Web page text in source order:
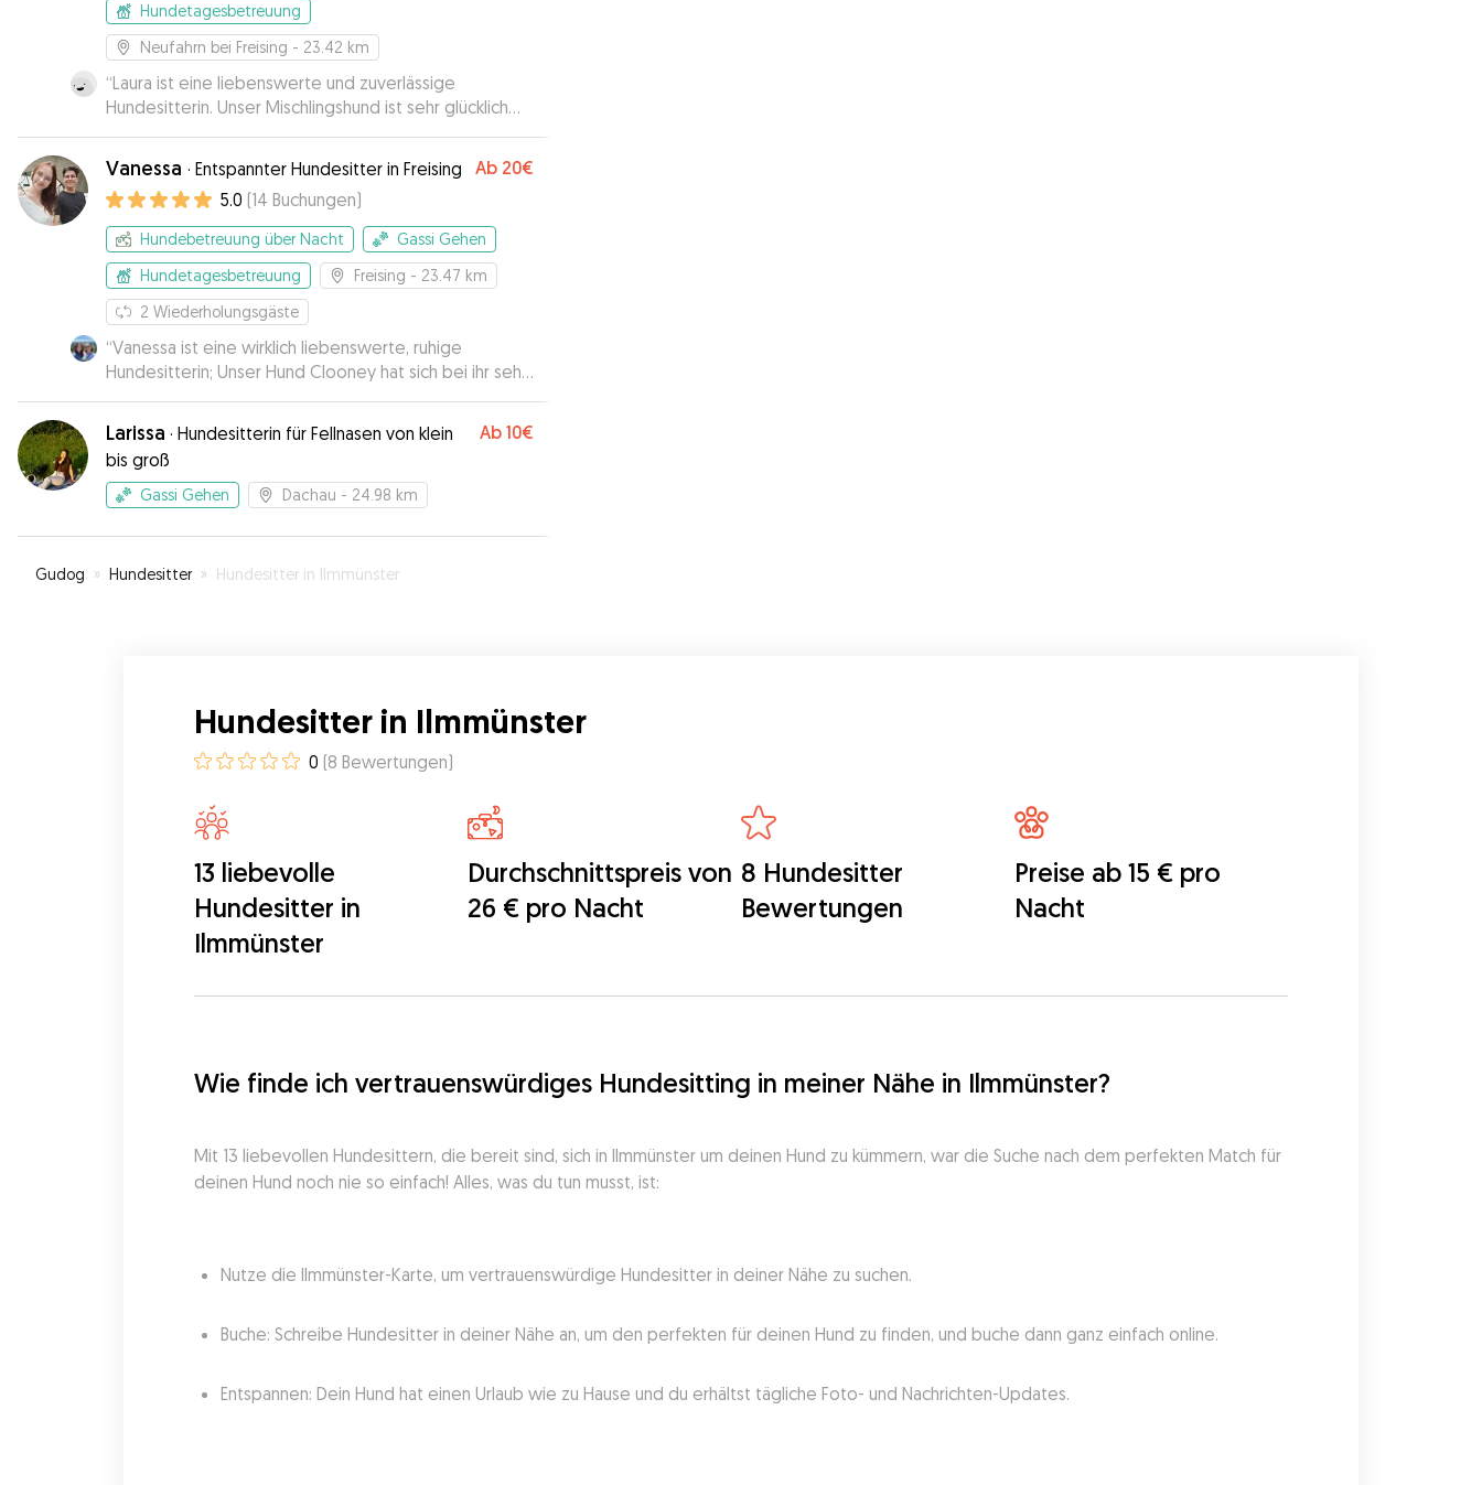
Hundetagesbetreuung
Neufahrn bei Freising - 23.42 km
“Laura ist eine liebenswerte und zuverlässige
Hundesitterin. Unser Mischlingshund ist sehr glücklich
mit ihr.”
Vanessa · Entspannter Hundesitter in Freising Ab 20€
5.0 (14 Buchungen)
Hundebetreuung über Nacht
Gassi Gehen
Hundetagesbetreuung
Freising - 23.47 km
2 Wiederholungsgäste
“Vanessa ist eine wirklich liebenswerte, ruhige
Hundesitterin; Unser Hund Clooney hat sich bei ihr sehr
wohl gefühlt und war beim Abholen total entspannt
und zufrieden.
Larissa · Hundesitterin für Fellnasen von klein
bis groß
Ab 10€
Gassi Gehen Dachau - 24.98 km
Gudog » Hundesitter » Hundesitter in Ilmmünster
Hundesitter in Ilmmünster
0 (8 Bewertungen)
13 liebevolle
Hundesitter in
Ilmmünster
Durchschnittspreis von
26 € pro Nacht
8 Hundesitter
Bewertungen
Preise ab 15 € pro
Nacht
Wie finde ich vertrauenswürdiges Hundesitting in meiner Nähe in Ilmmünster?
Mit 13 liebevollen Hundesittern, die bereit sind, sich in Ilmmünster um deinen Hund zu kümmern, war die Suche nach dem perfekten Match für
deinen Hund noch nie so einfach! Alles, was du tun musst, ist:
Nutze die Ilmmünster-Karte, um vertrauenswürdige Hundesitter in deiner Nähe zu suchen.
Buche: Schreibe Hundesitter in deiner Nähe an, um den perfekten für deinen Hund zu finden, und buche dann ganz einfach online.
Entspannen: Dein Hund hat einen Urlaub wie zu Hause und du erhältst tägliche Foto- und Nachrichten-Updates.